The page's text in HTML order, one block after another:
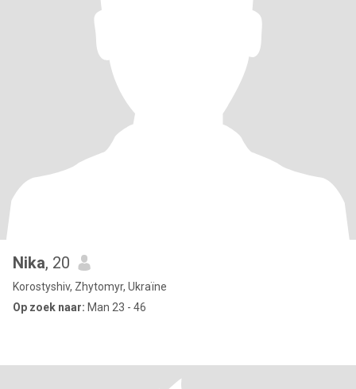
Nika, 20
Korostyshiv, Zhytomyr, Ukraïne
Op zoek naar: Man 23 - 46